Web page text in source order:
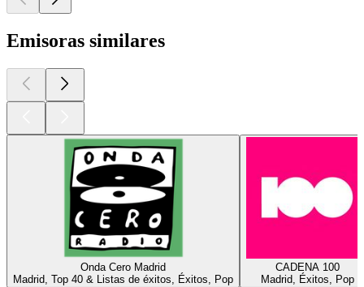
Emisoras similares
Onda Cero Madrid
Madrid, Top 40 & Listas de éxitos, Éxitos, Pop
CADENA 100
Madrid, Éxitos, Pop